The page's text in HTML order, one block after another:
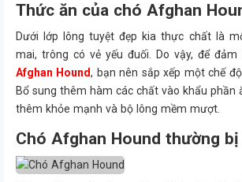
Thức ăn của chó Afghan
Dưới lớp lông tuyệt đẹp kia thực chất là
mai, trông có vẻ yếu đuối. Do vậy, để đảm
Afghan Hound, bạn nên sắp xếp một chế
Bổ sung thêm hàm các chất vào khẩu phần
thêm khỏe mạnh và bộ lông mềm mượt.
Chó Afghan Hound thường bị